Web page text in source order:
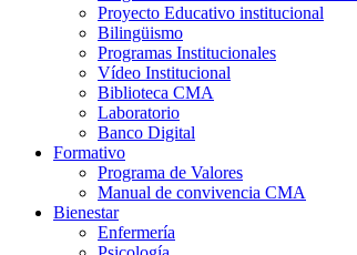
Proyecto Educativo institucional
Bilingüismo
Programas Institucionales
Vídeo Institucional
Biblioteca CMA
Laboratorio
Banco Digital
Formativo
Programa de Valores
Manual de convivencia CMA
Bienestar
Enfermería